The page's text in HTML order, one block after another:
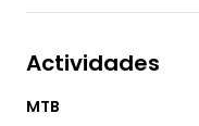
Actividades
MTB